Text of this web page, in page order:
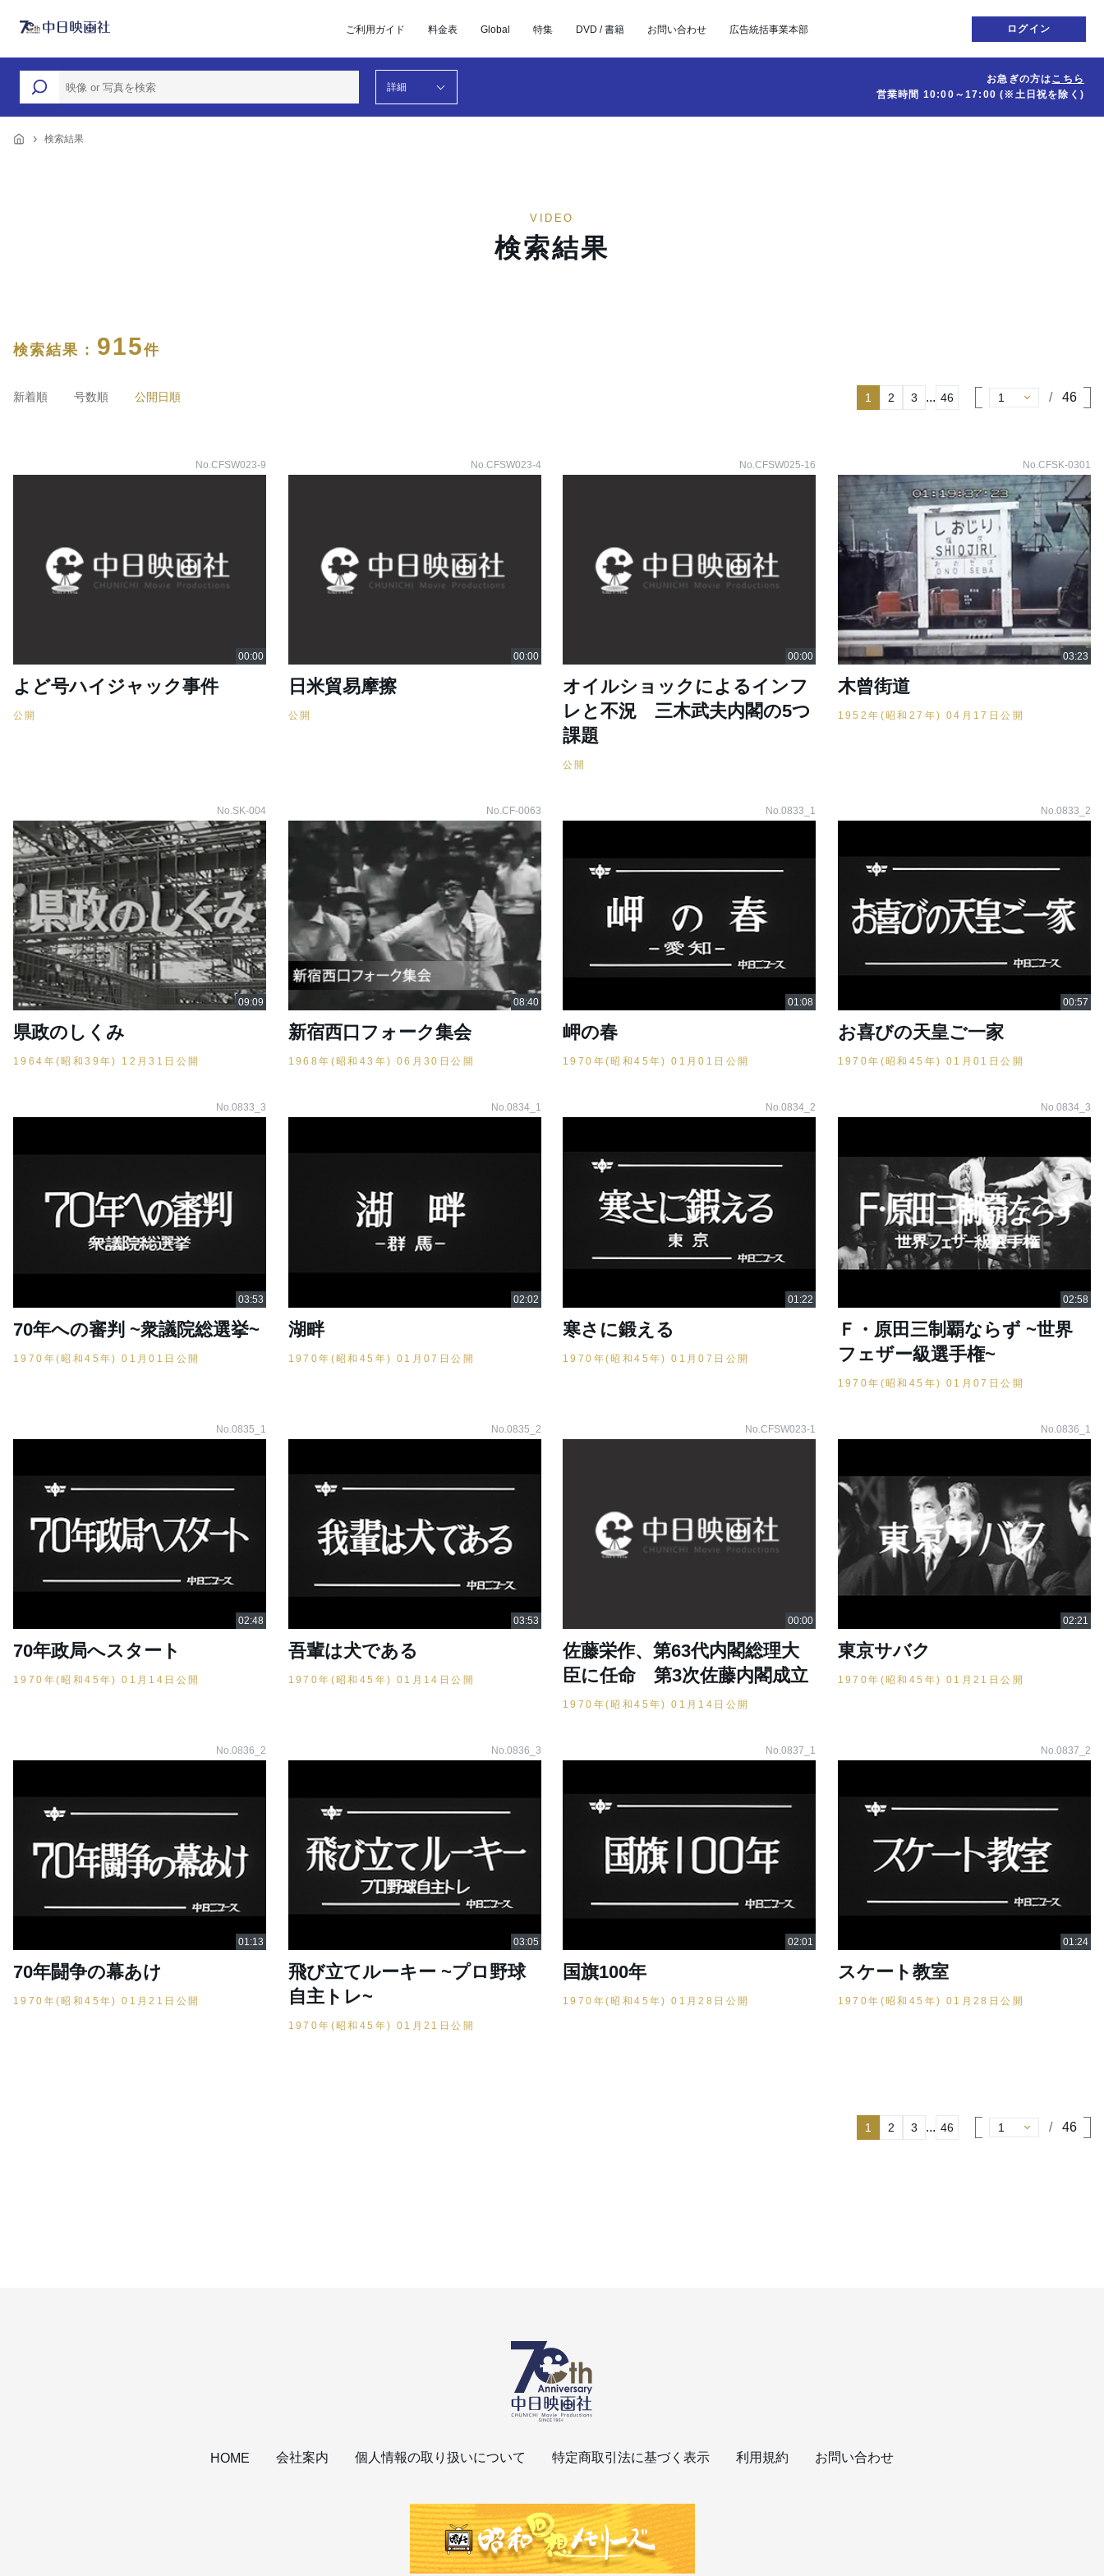
ご利用ガイド 料金表 Global 特集 DVD / 書籍 お問い合わせ 広告統括事業本部 ログイン
詳細
お急ぎの方はこちら
営業時間 10:00～17:00(※土日祝を除く)
検索結果
VIDEO
検索結果
検索結果 : 915件
新着順 号数順 公開日順 1 2 3 ... 46 46
No.CFSW023-9
よど号ハイジャック事件
公開
No.CFSW023-4
日米貿易摩擦
公開
No.CFSW025-16
オイルショックによるインフ
レと不況 三木武夫内閣の5つ
課題
公開
No.CFSK-0301
木曾街道
1952年(昭和27年) 04月17日公開
No.SK-004
県政のしくみ
1964年(昭和39年) 12月31日公開
No.CF-0063
新宿西口フォーク集会
1968年(昭和43年) 06月30日公開
No.0833_1
岬の春
1970年(昭和45年) 01月01日公開
No.0833_2
お喜びの天皇ご一家
1970年(昭和45年) 01月01日公開
No.0833_3
70年への審判 ~衆議院総選挙~
1970年(昭和45年) 01月01日公開
No.0834_1
湖畔
1970年(昭和45年) 01月07日公開
No.0834_2
寒さに鍛える
1970年(昭和45年) 01月07日公開
No.0834_3
Ｆ・原田三制覇ならず ~世界
フェザー級選手権~
1970年(昭和45年) 01月07日公開
No.0835_1
70年政局へスタート
1970年(昭和45年) 01月14日公開
No.0835_2
吾輩は犬である
1970年(昭和45年) 01月14日公開
No.CFSW023-1
佐藤栄作、第63代内閣総理大
臣に任命 第3次佐藤内閣成立
1970年(昭和45年) 01月14日公開
No.0836_1
東京サバク
1970年(昭和45年) 01月21日公開
No.0836_2
70年闘争の幕あけ
1970年(昭和45年) 01月21日公開
No.0836_3
飛び立てルーキー ~プロ野球
自主トレ~
1970年(昭和45年) 01月21日公開
No.0837_1
国旗100年
1970年(昭和45年) 01月28日公開
No.0837_2
スケート教室
1970年(昭和45年) 01月28日公開
1 2 3 ... 46 46
HOME 会社案内 個人情報の取り扱いについて 特定商取引法に基づく表示 利用規約 お問い合わせ